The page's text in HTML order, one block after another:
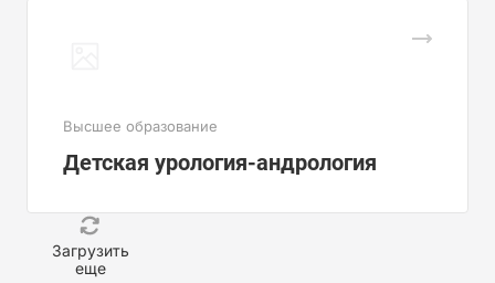
Высшее образование
Детская урология-андрология
Загрузить
еще